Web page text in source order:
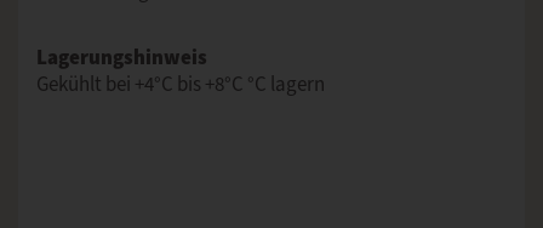
Lagerungshinweis
Gekühlt bei +4°C bis +8°C °C lagern